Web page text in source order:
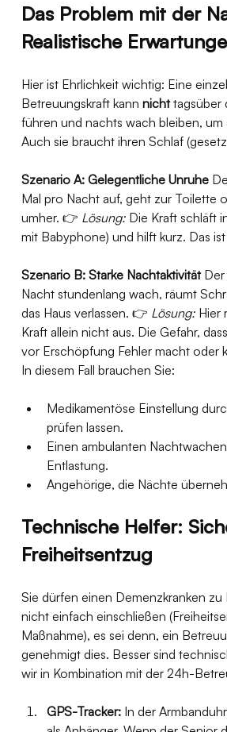
Das Problem mit der
Realistische
Hier ist Ehrlichkeit wichtig: Eine
Betreuungskraft kann nicht tagsüber
führen und nachts wach bleiben, um
Auch sie braucht ihren Schlaf
Szenario A: Gelegentliche Unruhe
Mal pro Nacht auf, geht zur Toilette
umher. 👉 Lösung: Die Kraft schläft
mit Babyphone) und hilft kurz. Das
Szenario B: Starke Nachtaktivität Der
Nacht stundenlang wach, räumt
das Haus verlassen. 👉 Lösung: Hier
Kraft allein nicht aus. Die Gefahr,
vor Erschöpfung Fehler macht oder
In diesem Fall brauchen Sie:
Medikamentöse Einstellung
prüfen lassen.
Einen ambulanten
Entlastung.
Angehörige, die Nächte
Technische Helfer:
Freiheitsentzug
Sie dürfen einen Demenzkranken zu
nicht einfach einschließen
Maßnahme), es sei denn, ein
genehmigt dies. Besser sind
wir in Kombination mit der 24h-
GPS-Tracker: In der